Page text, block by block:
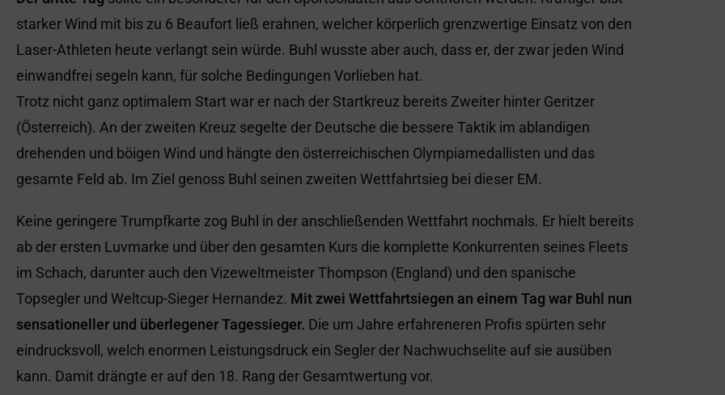
starker Wind mit bis zu 6 Beaufort ließ erahnen, welcher körperlich grenzwertige Einsatz von den
Laser-Athleten heute verlangt sein würde. Buhl wusste aber auch, dass er, der zwar jeden Wind
einwandfrei segeln kann, für solche Bedingungen Vorlieben hat.
Trotz nicht ganz optimalem Start war er nach der Startkreuz bereits Zweiter hinter Geritzer
(Österreich). An der zweiten Kreuz segelte der Deutsche die bessere Taktik im ablandigen
drehenden und böigen Wind und hängte den österreichischen Olympiamedallisten und das
gesamte Feld ab. Im Ziel genoss Buhl seinen zweiten Wettfahrtsieg bei dieser EM.
Keine geringere Trumpfkarte zog Buhl in der anschließenden Wettfahrt nochmals. Er hielt bereits
ab der ersten Luvmarke und über den gesamten Kurs die komplette Konkurrenten seines Fleets
im Schach, darunter auch den Vizeweltmeister Thompson (England) und den spanische
Topsegler und Weltcup-Sieger Hernandez. Mit zwei Wettfahrtsiegen an einem Tag war Buhl nun
sensationeller und überlegener Tagessieger. Die um Jahre erfahreneren Profis spürten sehr
eindrucksvoll, welch enormen Leistungsdruck ein Segler der Nachwuchselite auf sie ausüben
kann. Damit drängte er auf den 18. Rang der Gesamtwertung vor.